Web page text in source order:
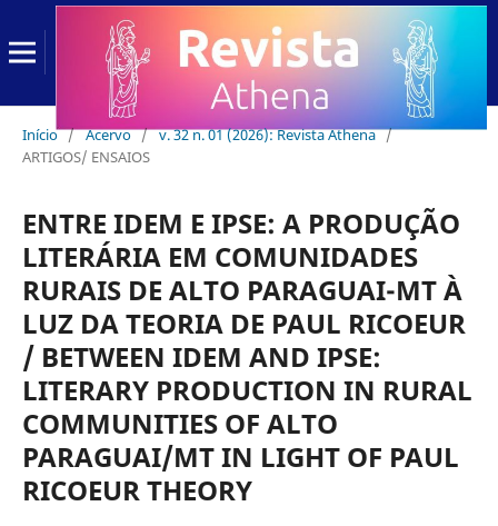
Início / Acervo / v. 32 n. 01 (2026): Revista Athena /
ARTIGOS/ ENSAIOS
ENTRE IDEM E IPSE: A PRODUÇÃO
LITERÁRIA EM COMUNIDADES
RURAIS DE ALTO PARAGUAI-MT À
LUZ DA TEORIA DE PAUL RICOEUR
/ BETWEEN IDEM AND IPSE:
LITERARY PRODUCTION IN RURAL
COMMUNITIES OF ALTO
PARAGUAI/MT IN LIGHT OF PAUL
RICOEUR THEORY